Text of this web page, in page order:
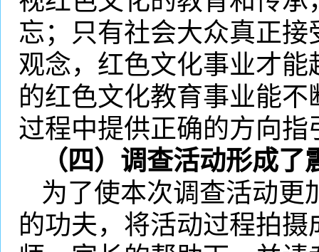
忘；只有社会大众真正
观念，红色文化事业才
的红色文化教育事业能
过程中提供正确的方向
（四）调查活动形成了
为了使本次调查活动更
的功夫，将活动过程拍